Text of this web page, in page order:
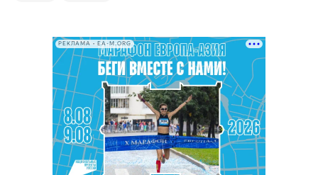
РЕКЛАМА • EA-M.ORG